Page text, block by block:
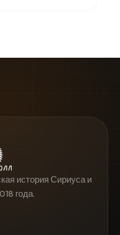
история Сириуса и
года.